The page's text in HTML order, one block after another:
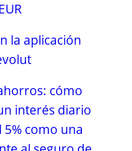
la aplicación
cómo
interés diario
como una